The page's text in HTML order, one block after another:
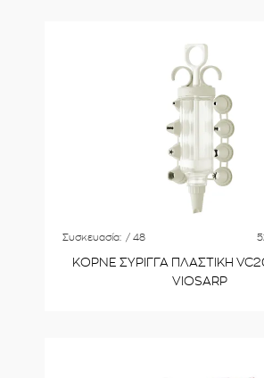
Συσκευασία: / 48
ΚΟΡΝΕ ΣΥΡΙΓΓΑ ΠΛΑΣΤΙΚΗ
VIOSARP